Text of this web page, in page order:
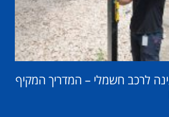
לרכב חשמלי – המדריך המקיף